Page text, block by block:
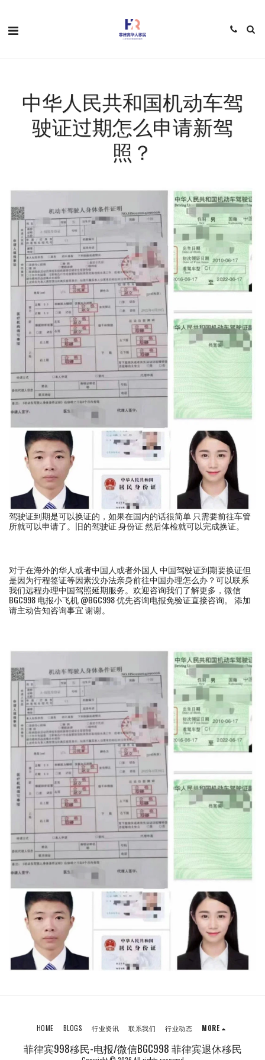
中华人民共和国机动车驾
驶证过期怎么申请新驾
照？
驾驶证到期是可以换证的，如果在国内的话很简单 只需要前往车管
所就可以申请了。旧的驾驶证 身份证 然后体检就可以完成换证。
对于在海外的华人或者中国人或者外国人 中国驾驶证到期要换证但
是因为行程签证等因素没办法亲身前往中国办理怎么办？可以联系
我们远程办理中国驾照延期服务。欢迎咨询我们了解更多，微信
BGC998 电报小飞机 @BGC998 优先咨询电报免验证直接咨询。 添加
请主动告知咨询事宜 谢谢。
菲律宾998移民-电报/微信BGC998 菲律宾退休移民
HOME BLOGS 行业资讯 联系我们 行业动态 MORE